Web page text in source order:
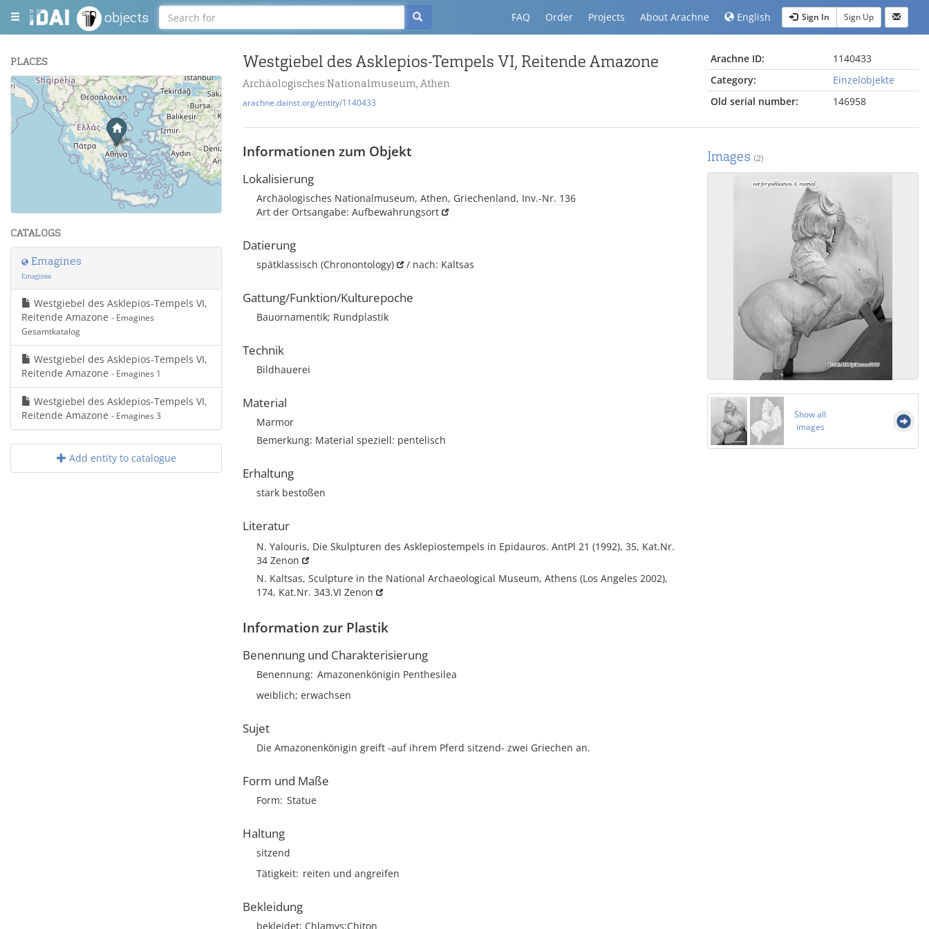
objects FAQ Order Projects About Arachne English Sign In Sign Up
PLACES
+
−
| Maps and Data ©
CATALOGS
Emagines
Emagines
Westgiebel des Asklepios-Tempels VI,
Reitende Amazone - Emagines
Gesamtkatalog
Westgiebel des Asklepios-Tempels VI,
Reitende Amazone - Emagines 1
Westgiebel des Asklepios-Tempels VI,
Reitende Amazone - Emagines 3
Add entity to catalogue
Westgiebel des Asklepios-Tempels VI, Reitende Amazone
Archäologisches Nationalmuseum, Athen
arachne.dainst.org/entity/1140433
Arachne ID:
1140433
Category:
Einzelobjekte
Old serial number:
146958
Informationen zum Objekt
Lokalisierung
Archäologisches Nationalmuseum, Athen, Griechenland, Inv.-Nr. 136
Art der Ortsangabe: Aufbewahrungsort
Datierung
spätklassisch (Chronontology) / nach: Kaltsas
Gattung/Funktion/Kulturepoche
Bauornamentik; Rundplastik
Technik
Bildhauerei
Material
Marmor
Bemerkung: Material speziell: pentelisch
Erhaltung
stark bestoßen
Literatur
N. Yalouris, Die Skulpturen des Asklepiostempels in Epidauros. AntPl 21 (1992), 35, Kat.Nr.
34 Zenon
N. Kaltsas, Sculpture in the National Archaeological Museum, Athens (Los Angeles 2002),
174, Kat.Nr. 343.VI Zenon
Information zur Plastik
Benennung und Charakterisierung
Benennung Amazonenkönigin Penthesilea
weiblich; erwachsen
Sujet
Die Amazonenkönigin greift -auf ihrem Pferd sitzend- zwei Griechen an.
Form und Maße
Form Statue
Haltung
sitzend
Tätigkeit reiten und angreifen
Bekleidung
bekleidet; Chlamys;Chiton
Images (2)
Show all
images